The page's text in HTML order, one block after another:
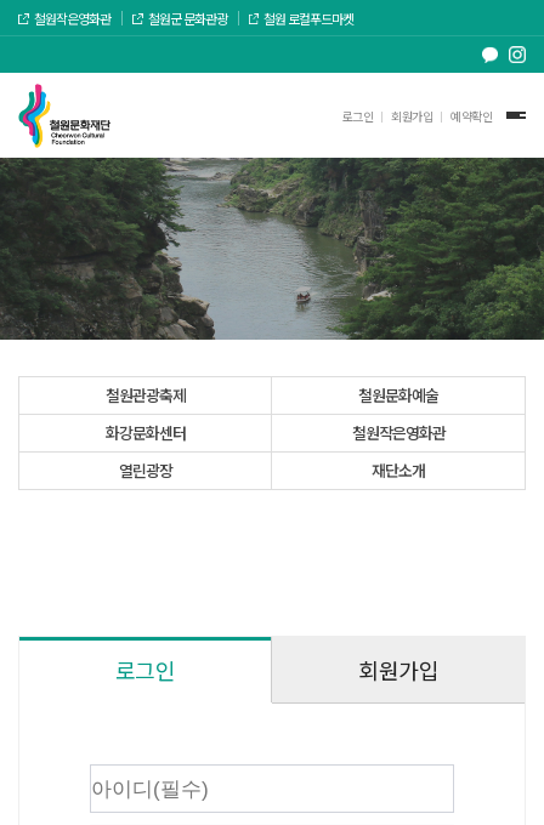
철원작은영화관 철원군 문화관광 철원 로컬푸드마켓
로그인 회원가입 예약확인
철원관광축제
철원문화예술
화강문화센터
철원작은영화관
열린광장
재단소개
로그인 회원가입